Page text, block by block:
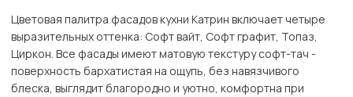
Цветовая палитра фасадов кухни Катрин включает четыре
выразительных оттенка: Софт вайт, Софт графит, Топаз,
Циркон. Все фасады имеют матовую текстуру софт-тач -
поверхность бархатистая на ощупь, без навязчивого
блеска, выглядит благородно и уютно, комфортна при